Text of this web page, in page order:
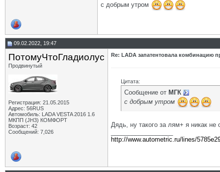
с добрым утром
09.02.2022, 19:47
ПотомуЧтоГладиолус
Продвинутый
Регистрация: 21.05.2015
Адрес: 56RUS
Автомобиль: LADA VESTA 2016 1.6
МКПП (JH3) КОМФОРТ
Возраст: 42
Сообщений: 7,026
Re: LADA запатентовала комбинацию
Цитата:
Сообщение от МГК
с добрым утром
Дядь, ну такого за лям+ я никак не
http://www.autometric.ru/lines/